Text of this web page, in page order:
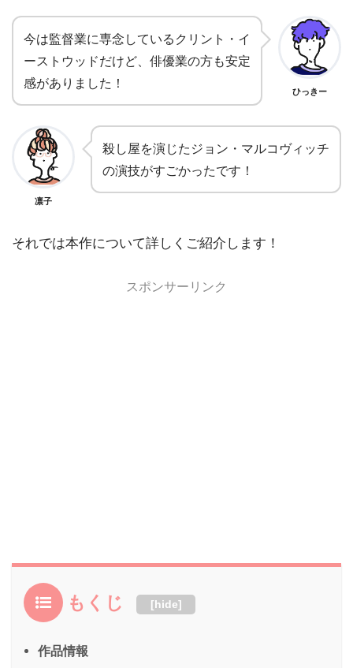
今は監督業に専念しているクリント・イ
ーストウッドだけど、俳優業の方も安定
感がありました！
ひっきー
凛子
殺し屋を演じたジョン・マルコヴィッチ
の演技がすごかったです！
それでは本作について詳しくご紹介します！
スポンサーリンク
もくじ [hide]
作品情報